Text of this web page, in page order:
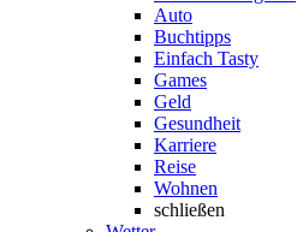
Auto
Buchtipps
Einfach Tasty
Games
Geld
Gesundheit
Karriere
Reise
Wohnen
schließen